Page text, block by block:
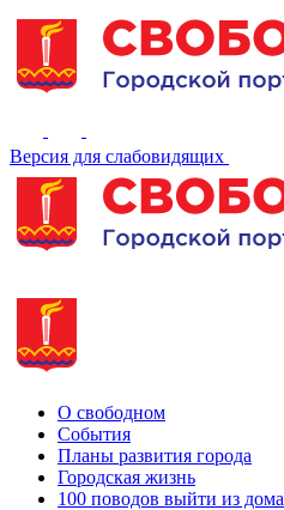
Версия для слабовидящих
О свободном
События
Планы развития города
Городская жизнь
100 поводов выйти из дома